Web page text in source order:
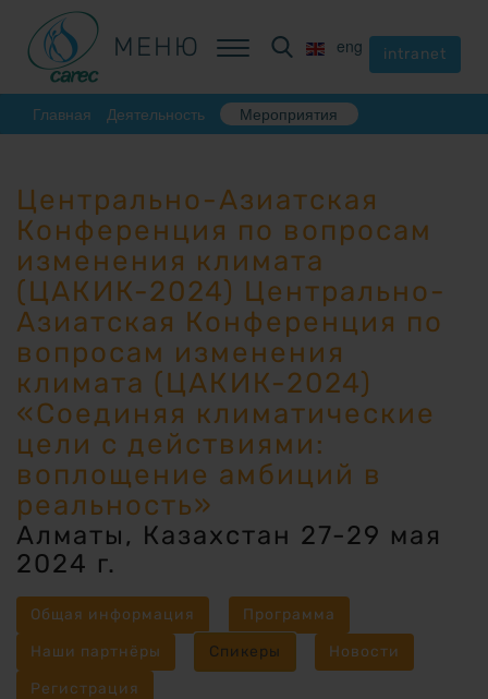
МЕНЮ eng intranet
МЕНЮ eng intranet
Главная Деятельность Мероприятия
Центрально-Азиатская
Конференция по вопросам
изменения климата
(ЦАКИК-2024) Центрально-
Азиатская Конференция по
вопросам изменения
климата (ЦАКИК-2024)
«Соединяя климатические
цели с действиями:
воплощение амбиций в
реальность»
Алматы, Казахстан 27-29 мая
2024 г.
Общая информация
Программа
Наши партнёры
Спикеры
Новости
Регистрация